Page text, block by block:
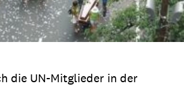
die UN-Mitglieder in der